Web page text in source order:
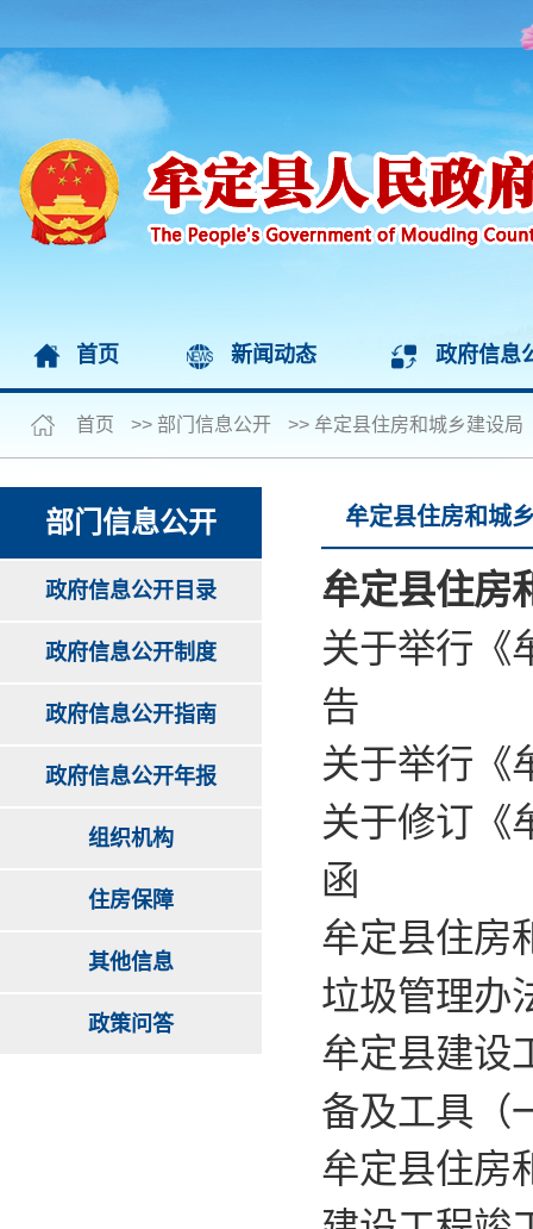
首页 新闻动态 政府信息
首页 >> 部门信息公开 >> 牟定县住房和城乡建设局
部门信息公开
政府信息公开目录
政府信息公开制度
政府信息公开指南
政府信息公开年报
组织机构
住房保障
其他信息
政策问答
牟定县住房和城
牟定县住房
关于举行《
告
关于举行《
关于修订《
函
牟定县住房
垃圾管理办
牟定县建设
备及工具（
牟定县住房